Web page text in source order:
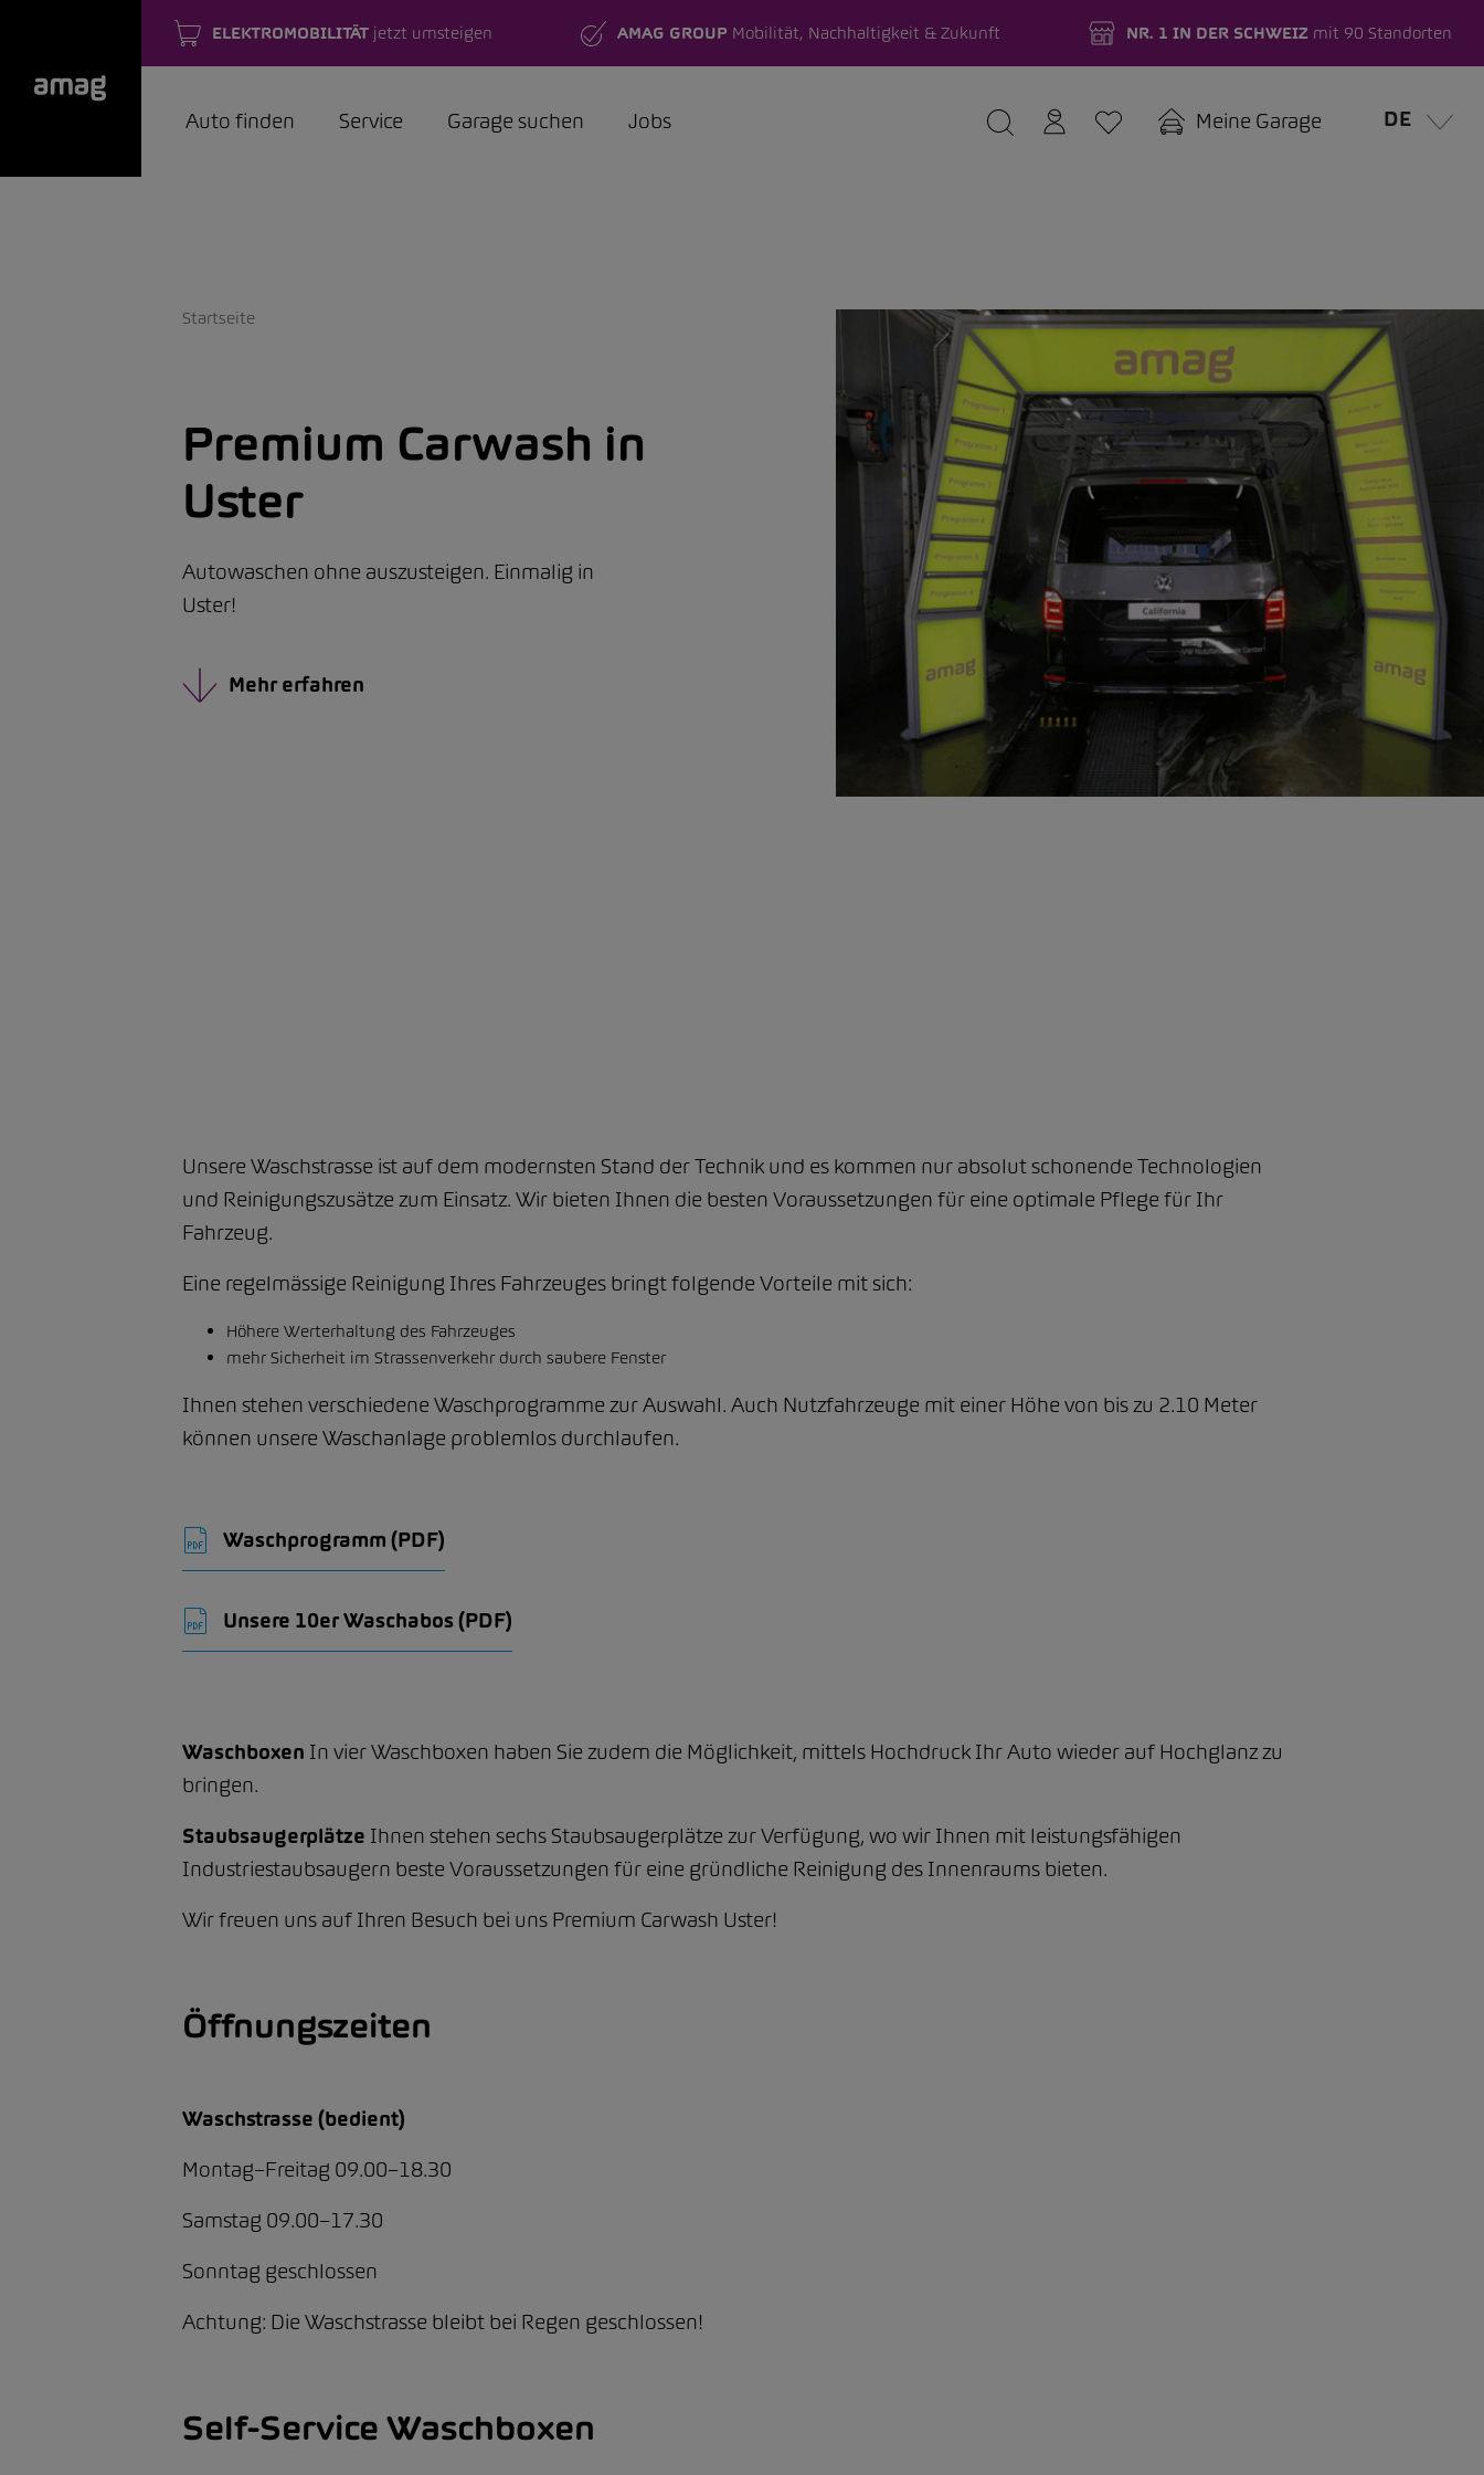
ELEKTROMOBILITÄTjetzt umsteigen AMAG GROUP Mobilität, Nachhaltigkeit & Zukunft NR. 1 IN DER SCHWEIZmit 90 Standorten
Auto finden Service Garage suchen Jobs Meine Garage DE
Startseite
Premium Carwash in
Uster
Autowaschen ohne auszusteigen. Einmalig in
Uster!
Mehr erfahren
Unsere Waschstrasse ist auf dem modernsten Stand der Technik und es kommen nur absolut schonende Technologien
und Reinigungszusätze zum Einsatz. Wir bieten Ihnen die besten Voraussetzungen für eine optimale Pflege für Ihr
Fahrzeug.
Eine regelmässige Reinigung Ihres Fahrzeuges bringt folgende Vorteile mit sich:
Höhere Werterhaltung des Fahrzeuges
mehr Sicherheit im Strassenverkehr durch saubere Fenster
Ihnen stehen verschiedene Waschprogramme zur Auswahl. Auch Nutzfahrzeuge mit einer Höhe von bis zu 2.10 Meter
können unsere Waschanlage problemlos durchlaufen.
Waschprogramm (PDF)
Unsere 10er Waschabos(PDF)
Waschboxen In vier Waschboxen haben Sie zudem die Möglichkeit, mittels Hochdruck Ihr Auto wieder auf Hochglanz zu
bringen.
Staubsaugerplätze Ihnen stehen sechs Staubsaugerplätze zur Verfügung, wo wir Ihnen mit leistungsfähigen
Industriestaubsaugern beste Voraussetzungen für eine gründliche Reinigung des Innenraums bieten.
Wir freuen uns auf Ihren Besuch bei uns Premium Carwash Uster!
Öffnungszeiten
Waschstrasse (bedient)
Montag–Freitag 09.00–18.30
Samstag 09.00–17.30
Sonntag geschlossen
Achtung: Die Waschstrasse bleibt bei Regen geschlossen!
Self-Service Waschboxen